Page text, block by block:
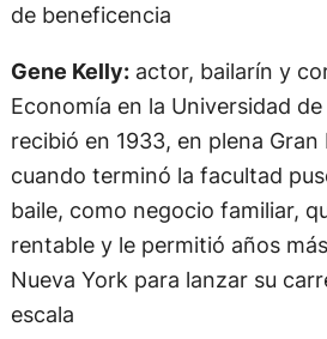
de beneficencia
Gene Kelly:actor, bailarín y
Economía en la Universidad
recibió en 1933, en plena Gran
cuando terminó la facultad
baile, como negocio familiar,
rentable y le permitió años
Nueva York para lanzar su
escala